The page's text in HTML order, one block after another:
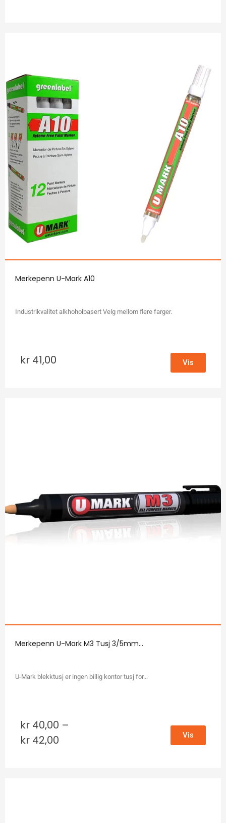
Merkepenn U-Mark A10
Industrikvalitet alkhoholbasert Velg mellom flere farger.
kr 41,00 Vis
Merkepenn U-Mark M3 Tusj 3/5mm...
U-Mark blekktusj er ingen billig kontor tusj for...
kr 40,00 –
kr 42,00 Vis